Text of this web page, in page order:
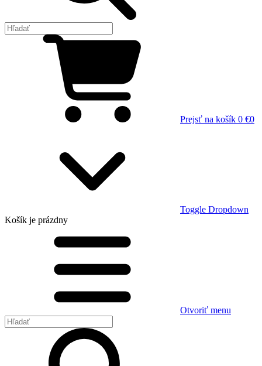
Prejsť na košík 0 €0
Toggle Dropdown
Košík je prázdny
Otvoriť menu